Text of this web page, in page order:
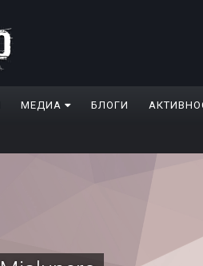
МЕДИА БЛОГИ